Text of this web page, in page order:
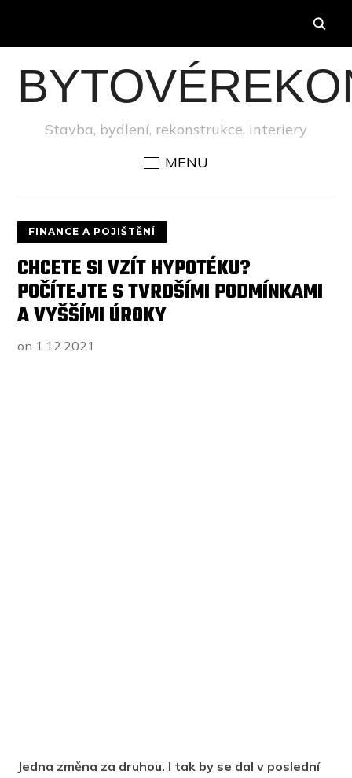
Stavba, bydlení, rekonstrukce, interiery
MENU
FINANCE A POJIŠTĚNÍ
CHCETE SI VZÍT HYPOTÉKU?
POČÍTEJTE S TVRDŠÍMI PODMÍNKAMI
A VYŠŠÍMI ÚROKY
on 1.12.2021
Jedna změna za druhou. I tak by se dal v poslední